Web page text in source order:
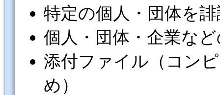
特定の個人・団体を
個人・団体・企業な
添付ファイル（コン
め）